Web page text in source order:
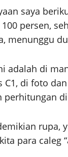
saya
persen,
menunggu
adalah di
C1, di foto
di
rupa,
para caleg